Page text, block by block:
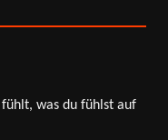
was du fühlst auf